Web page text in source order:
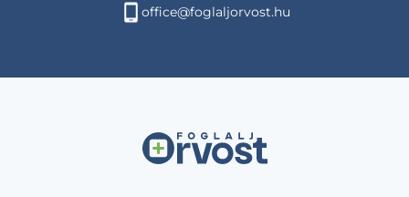
office@foglaljorvost.hu